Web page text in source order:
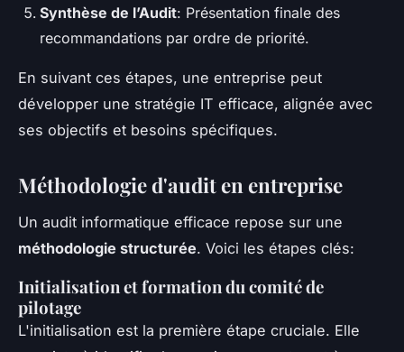
Synthèse de l’Audit: Présentation finale des
recommandations par ordre de priorité.
En suivant ces étapes, une entreprise peut
développer une stratégie IT efficace, alignée avec
ses objectifs et besoins spécifiques.
Méthodologie d'audit en entreprise
Un audit informatique efficace repose sur une
méthodologie structurée. Voici les étapes clés:
Initialisation et formation du comité de
pilotage
L'initialisation est la première étape cruciale. Elle